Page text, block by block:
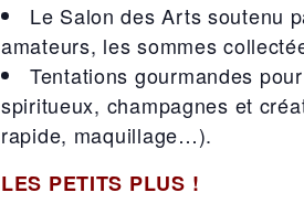
Le Salon des Arts soutenu
amateurs, les sommes
Tentations gourmandes
spiritueux, champagnes et
rapide, maquillage…).
LES PETITS PLUS !